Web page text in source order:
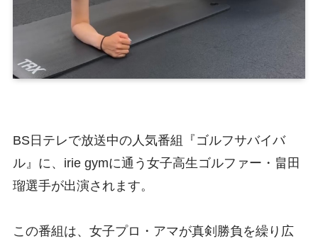
BS日テレで放送中の人気番組『ゴルフサバイバ
ル』に、irie gymに通う女子高生ゴルファー・畠田
瑠選手が出演されます。
この番組は、女子プロ・アマが真剣勝負を繰り広